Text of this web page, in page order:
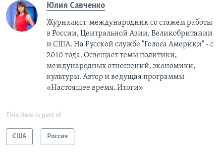
Юлия Савченко
Журналист-международник cо стажем работы
в России, Центральной Азии, Великобритании
и США. На Русской службе "Голоса Америки" - с
2010 года. Освещает темы политики,
международных отношений, экономики,
культуры. Автор и ведущая программы
«Настоящее время. Итоги»
This item is part of
США Россия